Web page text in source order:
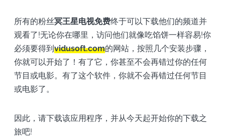
所有的粉丝冥王星电视免费终于可以下载他们的频道并
观看了!无论你在哪里，访问他们就像吃馅饼一样容易!你
必须要得到 vidusoft.com的网站，按照几个安装步骤，
你就可以开始了！有了它，你甚至不会再错过你的任何
节目或电影。有了这个软件，你就不会再错过任何节目
或电影了。
因此，请下载该应用程序，并从今天起开始你的下载之
旅吧!